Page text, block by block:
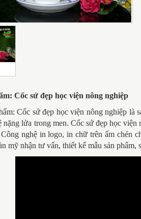
Cốc sứ đẹp học viện nông nghiệp
Cốc sứ đẹp học viện nông nghiệp
nặng lửa trong men. Cốc sứ đẹp học
nghệ in logo, in chữ trên ấm chén
mỹ nhận tư vấn, thiết kế mẫu sản